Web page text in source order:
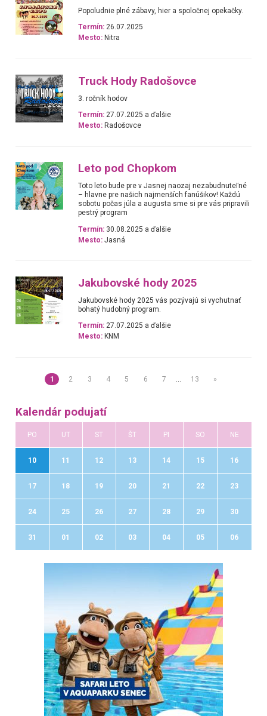
Popoludnie plné zábavy, hier a spoločnej opekačky.
Termín: 26.07.2025
Mesto: Nitra
Truck Hody Radošovce
3. ročník hodov
Termín: 27.07.2025 a ďalšie
Mesto: Radošovce
Leto pod Chopkom
Toto leto bude pre v Jasnej naozaj nezabudnuteľné
– hlavne pre našich najmenších fanúšikov! Každú
sobotu počas júla a augusta sme si pre vás pripravili
pestrý program
Termín: 30.08.2025 a ďalšie
Mesto: Jasná
Jakubovské hody 2025
Jakubovské hody 2025 vás pozývajú si vychutnať
bohatý hudobný program.
Termín: 27.07.2025 a ďalšie
Mesto: KNM
1 2 3 4 5 6 7 13 »
Kalendár podujatí
PO UT ST ŠT PI SO NE
10 11 12 13 14 15 16
17 18 19 20 21 22 23
24 25 26 27 28 29 30
31 01 02 03 04 05 06